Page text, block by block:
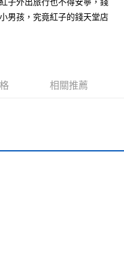
費男孩，究竟紅子的錢天堂店
相關推薦